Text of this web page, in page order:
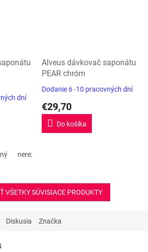
dní
nerez matný
Alveus dávkovač saponátu
PEAR chróm
Priemerné
produktu
5,0
Dodanie 6 -10 pracovných dní
€29,70
Do košíka
VŠETKY SÚVISIACE PRODUKTY
Diskusia Značka